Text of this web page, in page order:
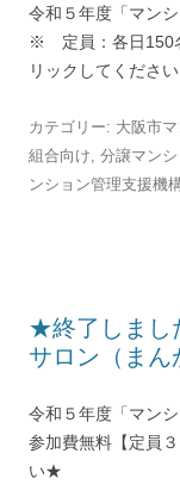
令和５年度「マン
※ 定員：各日150
リックしてくださ
カテゴリー: 大阪市
組合向け 分譲マン
ンション管理支援機
★終了しま
サロン（ま
令和５年度「マン
参加費無料【定員
い★